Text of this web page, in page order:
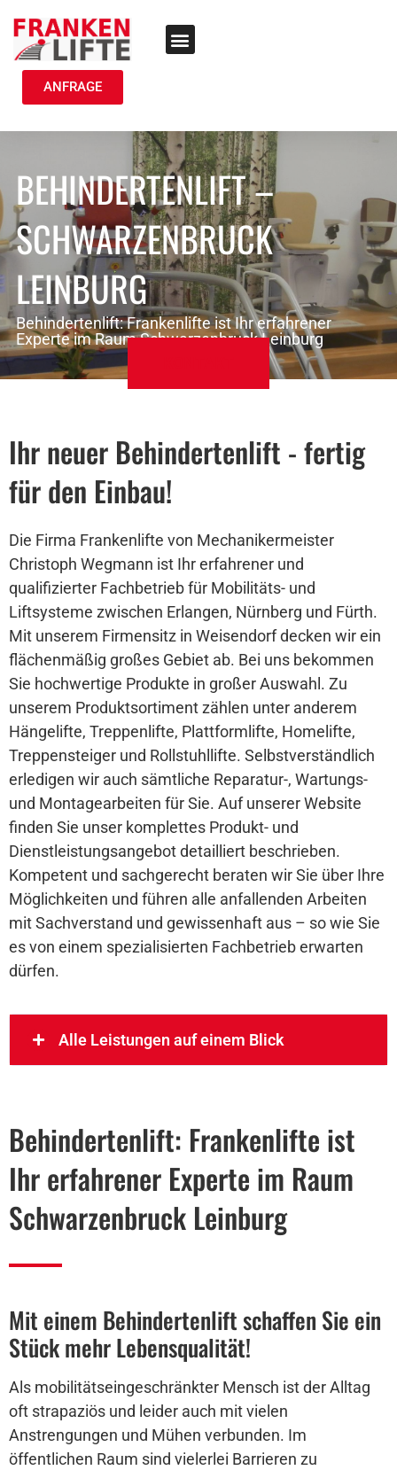
ANFRAGE
BEHINDERTENLIFT –
SCHWARZENBRUCK
LEINBURG
Behindertenlift: Frankenlifte ist Ihr erfahrener
Experte im Raum Schwarzenbruck Leinburg
Ihr neuer Behindertenlift - fertig
für den Einbau!
Die Firma Frankenlifte von Mechanikermeister
Christoph Wegmann ist Ihr erfahrener und
qualifizierter Fachbetrieb für Mobilitäts- und
Liftsysteme zwischen Erlangen, Nürnberg und Fürth.
Mit unserem Firmensitz in Weisendorf decken wir ein
flächenmäßig großes Gebiet ab. Bei uns bekommen
Sie hochwertige Produkte in großer Auswahl. Zu
unserem Produktsortiment zählen unter anderem
Hängelifte, Treppenlifte, Plattformlifte, Homelifte,
Treppensteiger und Rollstuhllifte. Selbstverständlich
erledigen wir auch sämtliche Reparatur-, Wartungs-
und Montagearbeiten für Sie. Auf unserer Website
finden Sie unser komplettes Produkt- und
Dienstleistungsangebot detailliert beschrieben.
Kompetent und sachgerecht beraten wir Sie über Ihre
Möglichkeiten und führen alle anfallenden Arbeiten
mit Sachverstand und gewissenhaft aus – so wie Sie
es von einem spezialisierten Fachbetrieb erwarten
dürfen.
Alle Leistungen auf einem Blick
Behindertenlift: Frankenlifte ist
Ihr erfahrener Experte im Raum
Schwarzenbruck Leinburg
Mit einem Behindertenlift schaffen Sie ein
Stück mehr Lebensqualität!
Als mobilitätseingeschränkter Mensch ist der Alltag
oft strapaziös und leider auch mit vielen
Anstrengungen und Mühen verbunden. Im
öffentlichen Raum sind vielerlei Barrieren zu